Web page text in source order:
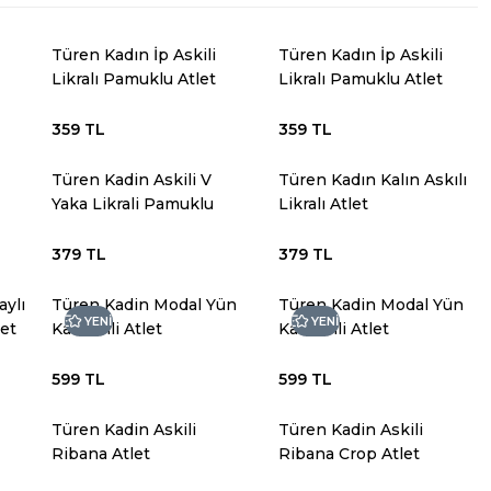
Türen Kadın İp Askili
Likralı Pamuklu Atlet
359 TL
Türen Kadın İp Askili
Likralı Pamuklu Atlet
359 TL
Türen Kadin Askili V
Yaka Likrali Pamuklu
379 TL
Türen Kadın Kalın Askılı
Likralı Atlet
379 TL
YENİ
Türen Kadin Modal Yün
Karisimli Atlet
599 TL
YENİ
Türen Kadin Modal Yün
Karisimli Atlet
599 TL
Türen Kadin Askili
Ribana Atlet
Türen Kadin Askili
Ribana Crop Atlet